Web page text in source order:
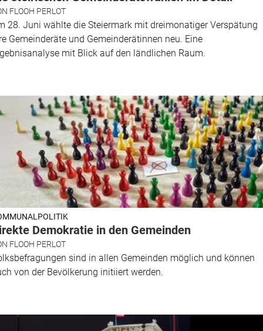
FLOOH PERLOT
28. Juni wählte die Steiermark mit dreimonatiger Verspätung
Gemeinderäte und Gemeinderätinnen neu. Eine
mit Blick auf den ländlichen Raum.
Demokratie in den Gemeinden
FLOOH PERLOT
sind in allen Gemeinden möglich und können
von der Bevölkerung initiiert werden.